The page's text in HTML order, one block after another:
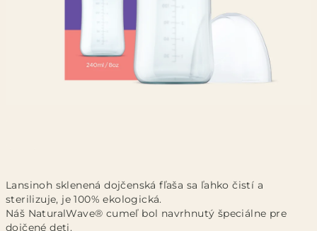
Lansinoh sklenená dojčenská fľaša sa ľahko čistí a
sterilizuje, je 100% ekologická.
Náš NaturalWave® cumeľ bol navrhnutý špeciálne pre
dojčené deti.